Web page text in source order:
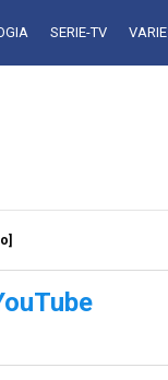
SERIE-TV VARIE